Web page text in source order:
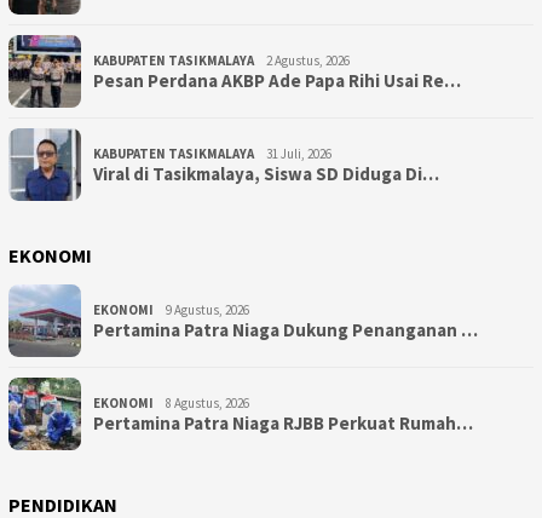
KABUPATEN TASIKMALAYA 2 Agustus, 2026
Pesan Perdana AKBP Ade Papa Rihi Usai Re…
KABUPATEN TASIKMALAYA 31 Juli, 2026
Viral di Tasikmalaya, Siswa SD Diduga Di…
EKONOMI
EKONOMI 9 Agustus, 2026
Pertamina Patra Niaga Dukung Penanganan …
EKONOMI 8 Agustus, 2026
Pertamina Patra Niaga RJBB Perkuat Rumah…
PENDIDIKAN